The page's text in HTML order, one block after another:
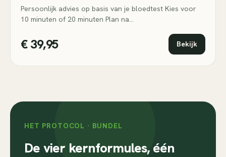
Persoonlijk advies op basis van je bloedtest Kies voor
10 minuten of 20 minuten Plan na…
€ 39,95 Bekijk
HET PROTOCOL · BUNDEL
De vier kernformules, één